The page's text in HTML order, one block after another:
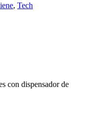
, Tech
con dispensador de